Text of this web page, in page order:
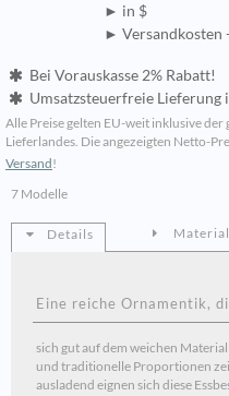
► in $
► Versandkosten
Bei Vorauskasse 2% Rabatt!
Umsatzsteuerfreie Lieferung
Alle Preise gelten EU-weit inklusive
Lieferlandes. Die angezeigten Netto-
Versand!
7 Modelle
Details
Eine reiche Ornamentik,
sich gut auf dem weichen
und traditionelle Proportionen
ausladend eignen sich diese
Material